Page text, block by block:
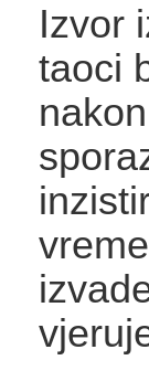
Izvor
taoci